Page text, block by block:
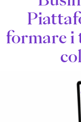
formare i